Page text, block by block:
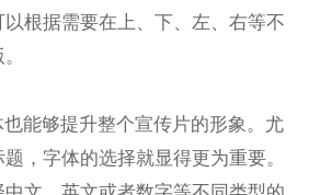
根据需要在上、下、左、右等不
能够提升整个宣传片的形象。尤
，字体的选择就显得更为重要。